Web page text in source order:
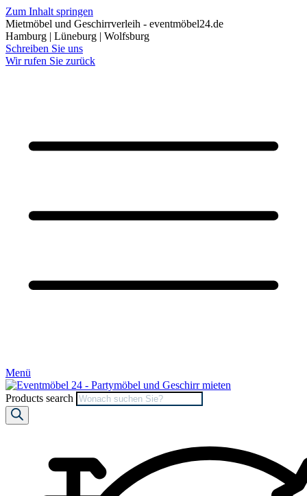
Zum Inhalt springen
Mietmöbel und Geschirrverleih - eventmöbel24.de
Hamburg | Lüneburg | Wolfsburg
Schreiben Sie uns
Wir rufen Sie zurück
Menü
Products search